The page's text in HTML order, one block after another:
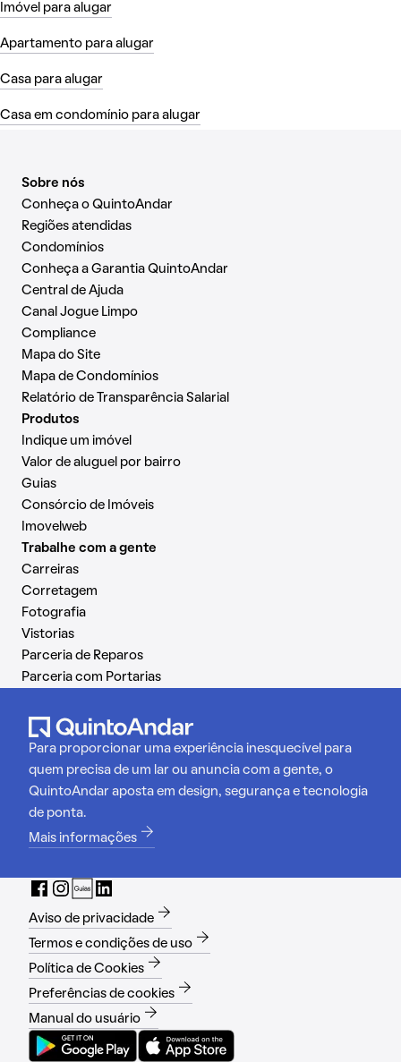
Imóvel para alugar
Apartamento para alugar
Casa para alugar
Casa em condomínio para alugar
Sobre nós
Conheça o QuintoAndar
Regiões atendidas
Condomínios
Conheça a Garantia QuintoAndar
Central de Ajuda
Canal Jogue Limpo
Compliance
Mapa do Site
Mapa de Condomínios
Relatório de Transparência Salarial
Produtos
Indique um imóvel
Valor de aluguel por bairro
Guias
Consórcio de Imóveis
Imovelweb
Trabalhe com a gente
Carreiras
Corretagem
Fotografia
Vistorias
Parceria de Reparos
Parceria com Portarias
Para proporcionar uma experiência inesquecível para
quem precisa de um lar ou anuncia com a gente, o
QuintoAndar aposta em design, segurança e tecnologia
de ponta.
Mais informações
Aviso de privacidade
Termos e condições de uso
Política de Cookies
Preferências de cookies
Manual do usuário